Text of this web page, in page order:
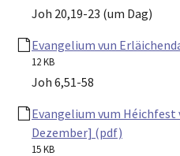
Joh 20,19-23 (um Dag)
Evangelium vun
12 KB
Joh 6,51-58
Evangelium vum
Dezember] (pdf)
15 KB